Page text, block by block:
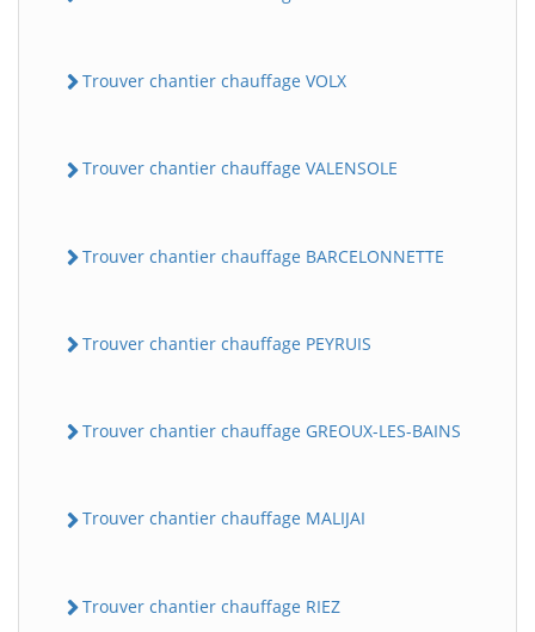
Trouver chantier chauffage VOLX
Trouver chantier chauffage VALENSOLE
Trouver chantier chauffage BARCELONNETTE
Trouver chantier chauffage PEYRUIS
Trouver chantier chauffage GREOUX-LES-BAINS
Trouver chantier chauffage MALIJAI
Trouver chantier chauffage RIEZ